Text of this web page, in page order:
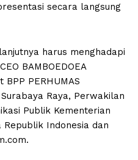
secara langsung
harus menghadapi
BAMBOEDOEA
PERHUMAS
Surabaya Raya, Perwakilan
Publik Kementerian
Indonesia dan